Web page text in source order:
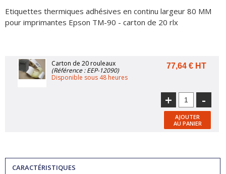
Etiquettes thermiques adhésives en continu largeur 80 MM
pour imprimantes Epson TM-90 - carton de 20 rlx
Carton de 20 rouleaux
(Référence : EEP-12090)
Disponible sous 48 heures
77,64 € HT
+ -
AJOUTER
AU PANIER
CARACTÉRISTIQUES